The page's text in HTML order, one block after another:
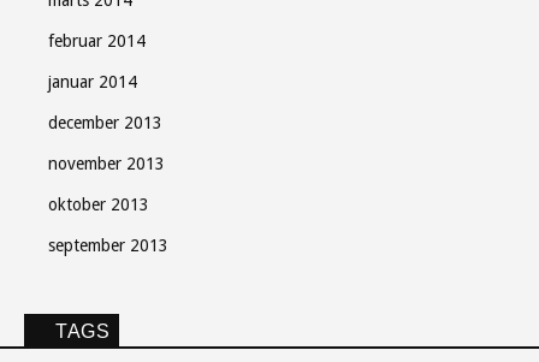
februar 2014
januar 2014
december 2013
november 2013
oktober 2013
september 2013
TAGS